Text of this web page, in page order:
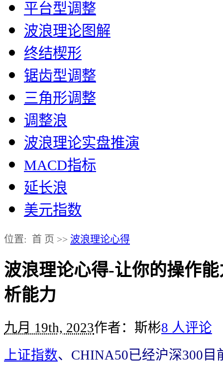
平台型调整
波浪理论图解
终结楔形
锯齿型调整
三角形调整
调整浪
波浪理论实盘推演
MACD指标
延长浪
美元指数
位置: 首 页 >> 波浪理论心得
波浪理论心得-让你的操作
析能力
九月 19th, 2023作者：斯彬8 人评论
上证指数、CHINA50已经沪深300目